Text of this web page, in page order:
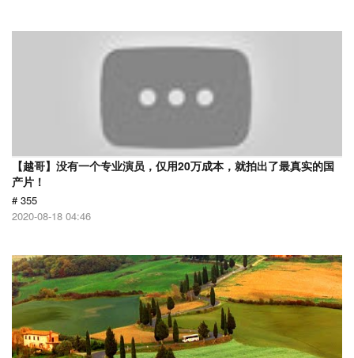
【越哥】没有一个专业演员，仅用20万成本，就拍出了最真实的国
产片！
# 355
2020-08-18 04:46